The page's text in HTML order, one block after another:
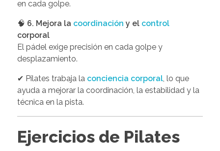
en cada golpe.
🧠 6. Mejora la coordinación y el control
corporal
El pádel exige precisión en cada golpe y
desplazamiento.
✔ Pilates trabaja la conciencia corporal, lo que
ayuda a mejorar la coordinación, la estabilidad y la
técnica en la pista.
Ejercicios de Pilates